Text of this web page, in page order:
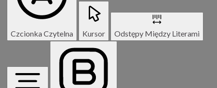
Czcionka Czytelna Kursor Odstępy Między Literami